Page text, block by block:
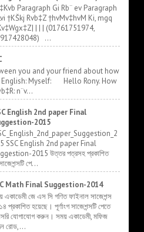
Paragraph Gi Rb¨ ev Paragraph
†KŠkj Rvb‡Z †hvMv‡hvM Ki, mgq
| | | (01761751974,
...
you and your friend about how
Myself: Hello Rony. How
n¨v...
English 2nd paper Final
2015
SSC English 2nd paper Final
2015 উত্তর পত্রসহ প্রকাশিত
পে...
Math Final Suggestion-2014
একাডেমী জে এস সি গণিত ফাইনাল সাজেশন্স
প্রকাশিত হয়েছে। পূর্ণাংগ সাজেশন্সটি পেতে
যোগাযোগ করুন। সময় একাডেমী, মফিজ
রোড,...